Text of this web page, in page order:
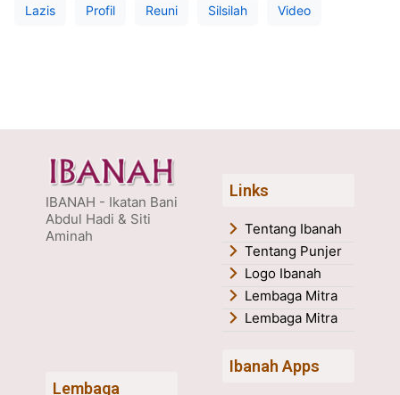
Lazis Profil Reuni Silsilah Video
IBANAH - Ikatan Bani
Abdul Hadi & Siti
Aminah
Links
Tentang Ibanah
Tentang Punjer
Logo Ibanah
Lembaga Mitra
Lembaga Mitra
Lembaga
Ibanah Apps